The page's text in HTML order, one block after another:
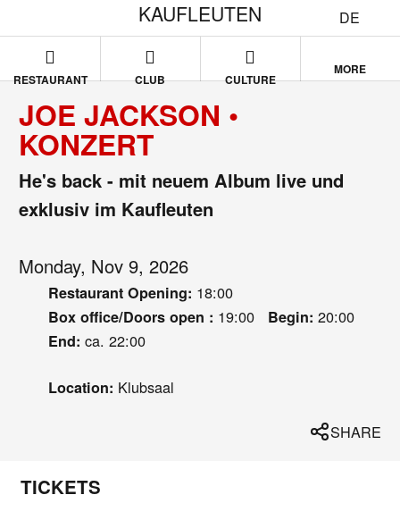
DE
KAUFLEUTEN
RESTAURANT CLUB CULTURE
MORE
JOE JACKSON •
KONZERT
He's back - mit neuem Album live und
exklusiv im Kaufleuten
Monday, Nov 9, 2026
Restaurant Opening: 18:00
Box office/Doors open : 19:00 Begin: 20:00
End: ca. 22:00
Location: Klubsaal
SHARE
TICKETS